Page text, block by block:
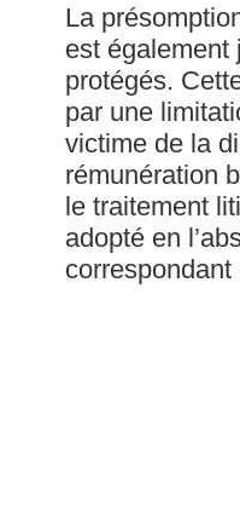
La
est également
protégés.
par une
victime de la
rémunération
le traitement
adopté en